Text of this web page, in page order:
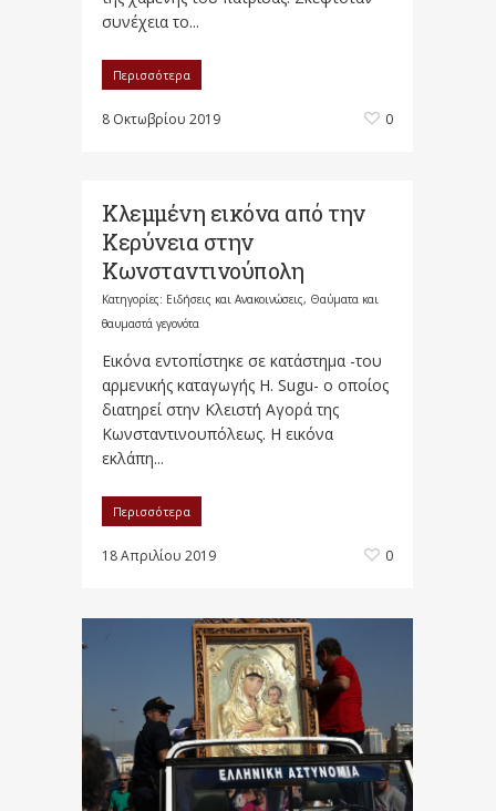
συνέχεια το...
Περισσότερα
8 Οκτωβρίου 2019 0
Kλεμμένη εικόνα από την
Κερύνεια στην
Κωνσταντινούπολη
Κατηγορίες: Ειδήσεις και Ανακοινώσεις, Θαύματα και
θαυμαστά γεγονότα
Εικόνα εντοπίστηκε σε κατάστημα -του
αρμενικής καταγωγής H. Sugu- ο οποίος
διατηρεί στην Κλειστή Αγορά της
Κωνσταντινουπόλεως. Η εικόνα
εκλάπη...
Περισσότερα
18 Απριλίου 2019 0